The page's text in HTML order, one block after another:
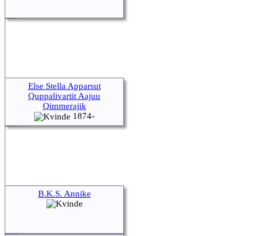
Else Stella Apparsut
Quppalivartit Aajuu
Qimmerajik
1874-
B.K.S. Annike